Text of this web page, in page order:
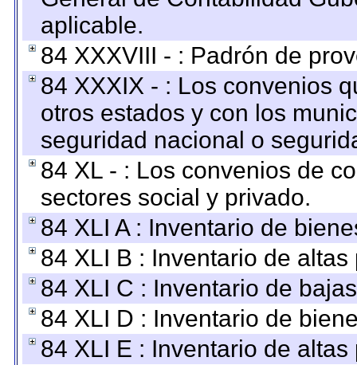
aplicable.
84 XXXVIII - : Padrón de
84 XXXIX - : Los convenios
otros estados y con los
seguridad nacional o
84 XL - : Los convenios de
sectores social y privado.
84 XLI A : Inventario de
84 XLI B : Inventario de
84 XLI C : Inventario de
84 XLI D : Inventario de
84 XLI E : Inventario de